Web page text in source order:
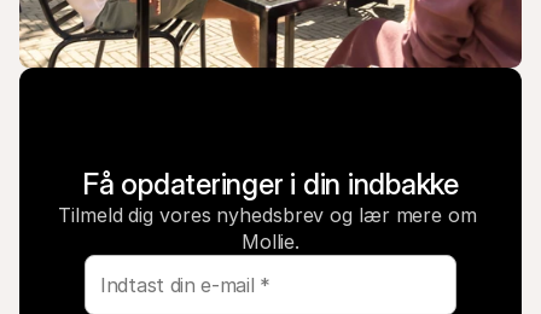
Få opdateringer i din indbakke
Tilmeld dig vores nyhedsbrev og lær mere om
Mollie.